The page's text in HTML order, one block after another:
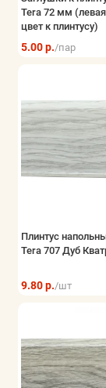
Показать
Tera 72 мм
цвет к плинтусу)
5.00 р./пар
Плинтус
Tera 707 Дуб
9.80 р./шт